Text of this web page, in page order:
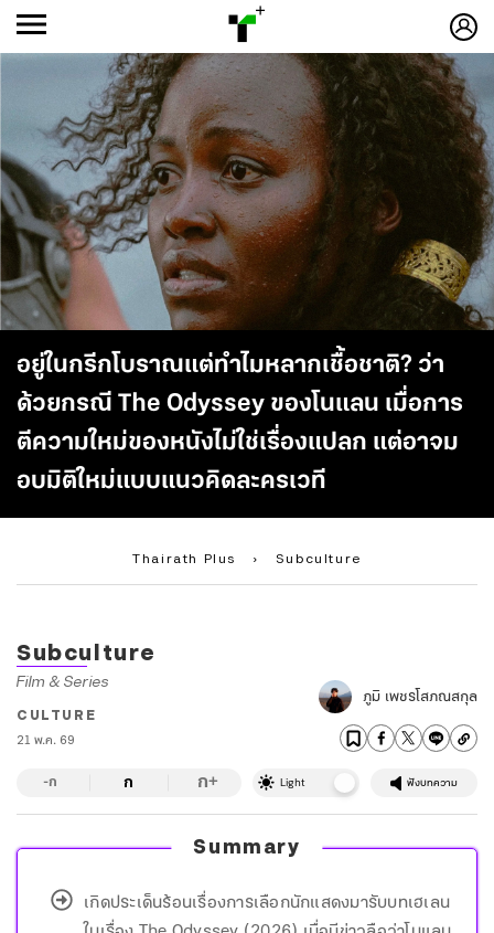
อยู่ในกรีกโบราณแต่ทำไมหลากเชื้อชาติ? ว่า
ด้วยกรณี The Odyssey ของโนแลน เมื่อการ
ตีความใหม่ของหนังไม่ใช่เรื่องแปลก แต่อาจม
อบมิติใหม่แบบแนวคิดละครเวที
Thairath Plus › Subculture
-ก
Subculture
Film & Series
CULTURE
21 พ.ค. 69
ภูมิ เพชรโสภณสกุล
-ก ก ก+ Light ฟังบทความ
Summary
เกิดประเด็นร้อนเรื่องการเลือกนักแสดงมารับบทเฮเลน